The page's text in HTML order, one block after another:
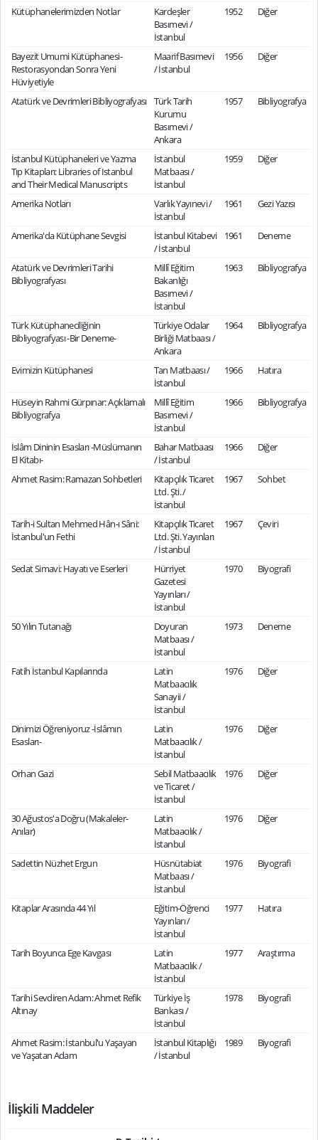
Kütüphanelerimizden Notlar
Kardeşler
Basımevi /
İstanbul
1952 Diğer
Bayezit Umumi Kütüphanesi-
Restorasyondan Sonra Yeni
Hüviyetiyle
Maarif Basımevi
/ İstanbul
1956 Diğer
Atatürk ve Devrimleri Bibliyografyası Türk Tarih
Kurumu
Basımevi /
Ankara
1957 Bibliyografya
İstanbul Kütüphaneleri ve Yazma
Tıp Kitapları: Libraries of Istanbul
and Their Medical Manuscripts
İstanbul
Matbaası /
İstanbul
1959 Diğer
Amerika Notları
Varlık Yayınevi /
İstanbul
1961 Gezi Yazısı
Amerika'da Kütüphane Sevgisi
İstanbul Kitabevi
/ İstanbul
1961 Deneme
Atatürk ve Devrimleri Tarihi
Bibliyografyası
Millî Eğitim
Bakanlığı
Basımevi /
İstanbul
1963 Bibliyografya
Türk Kütüphaneciliğinin
Bibliyografyası -Bir Deneme-
Türkiye Odalar
Birliği Matbaası /
Ankara
1964 Bibliyografya
Evimizin Kütüphanesi
Tan Matbaası /
İstanbul
1966 Hatıra
Hüseyin Rahmi Gürpınar: Açıklamalı
Bibliyografya
Millî Eğitim
Basımevi /
İstanbul
1966 Bibliyografya
İslâm Dininin Esasları -Müslümanın
El Kitabı-
Bahar Matbaası
/ İstanbul
1966 Diğer
Ahmet Rasim: Ramazan Sohbetleri
Kitapçılık Ticaret
Ltd. Şti. /
İstanbul
1967 Sohbet
Tarih-i Sultan Mehmed Hân-ı Sâni:
İstanbul'un Fethi
Kitapçılık Ticaret
Ltd. Şti. Yayınları
/ İstanbul
1967 Çeviri
Sedat Simavi: Hayatı ve Eserleri
Hürriyet
Gazetesi
Yayınları /
İstanbul
1970 Biyografi
50 Yılın Tutanağı
Doyuran
Matbaası /
İstanbul
1973 Deneme
Fatih İstanbul Kapılarında
Latin
Matbaacılık
Sanayii /
İstanbul
1976 Diğer
Dinimizi Öğreniyoruz -İslâmın
Esasları-
Latin
Matbaacılık /
İstanbul
1976 Diğer
Orhan Gazi
Sebil Matbaacılık
ve Ticaret /
İstanbul
1976 Diğer
30 Ağustos'a Doğru (Makaleler-
Anılar)
Latin
Matbaacılık /
İstanbul
1976 Diğer
Sadettin Nüzhet Ergun
Hüsnütabiat
Matbaası /
İstanbul
1976 Biyografi
Kitaplar Arasında 44 Yıl
Eğitim-Öğrenci
Yayınları /
İstanbul
1977 Hatıra
Tarih Boyunca Ege Kavgası
Latin
Matbaacılık /
İstanbul
1977 Araştırma
Tarihi Sevdiren Adam: Ahmet Refik
Altınay
Türkiye İş
Bankası /
İstanbul
1978 Biyografi
Ahmet Rasim: İstanbul'u Yaşayan
ve Yaşatan Adam
İstanbul Kitaplığı
/ İstanbul
1989 Biyografi
İlişkili Maddeler